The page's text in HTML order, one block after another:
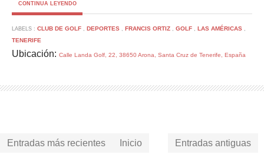
CONTINUA LEYENDO
LABELS : CLUB DE GOLF , DEPORTES , FRANCIS ORTIZ , GOLF , LAS AMÉRICAS ,
TENERIFE
Ubicación: Calle Landa Golf, 22, 38650 Arona, Santa Cruz de Tenerife, España
Entradas más recientes Entradas antiguas
Inicio